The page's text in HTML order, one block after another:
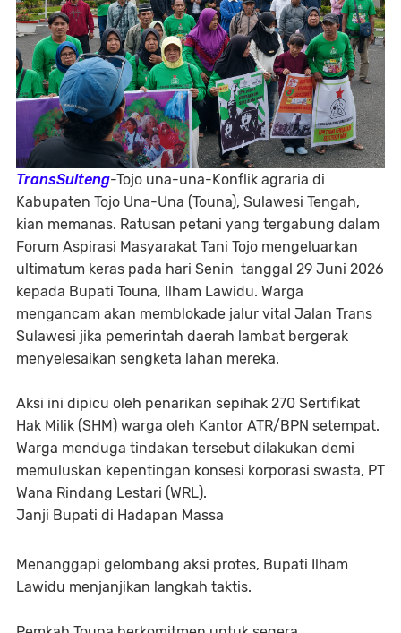
TransSulteng-Tojo una-una-Konflik agraria di
Kabupaten Tojo Una-Una (Touna), Sulawesi Tengah,
kian memanas. Ratusan petani yang tergabung dalam
Forum Aspirasi Masyarakat Tani Tojo mengeluarkan
ultimatum keras pada hari Senin tanggal 29 Juni 2026
kepada Bupati Touna, Ilham Lawidu. Warga
mengancam akan memblokade jalur vital Jalan Trans
Sulawesi jika pemerintah daerah lambat bergerak
menyelesaikan sengketa lahan mereka.
Aksi ini dipicu oleh penarikan sepihak 270 Sertifikat
Hak Milik (SHM) warga oleh Kantor ATR/BPN setempat.
Warga menduga tindakan tersebut dilakukan demi
memuluskan kepentingan konsesi korporasi swasta, PT
Wana Rindang Lestari (WRL).
Janji Bupati di Hadapan Massa
Menanggapi gelombang aksi protes, Bupati Ilham
Lawidu menjanjikan langkah taktis.